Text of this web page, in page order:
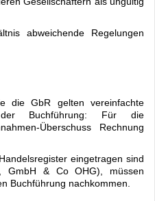
abweichende Regelungen
die GbR gelten vereinfachte
der Buchführung: Für die
Überschuss Rechnung
eingetragen sind
GmbH & Co OHG), müssen
Buchführung nachkommen.